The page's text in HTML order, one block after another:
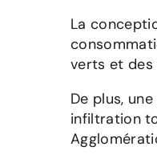
La
verts et des
De plus,
infiltration